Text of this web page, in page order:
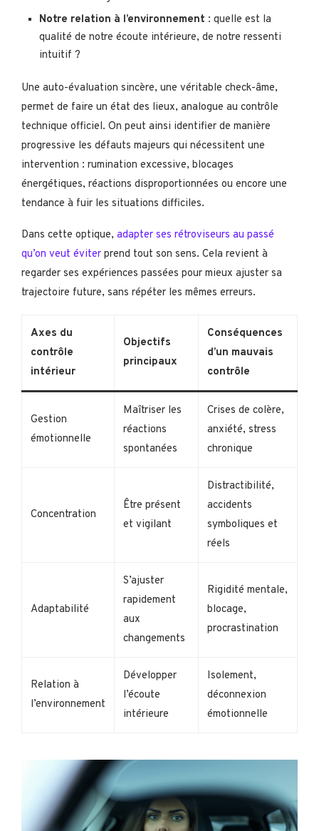
Notre relation à l’environnement : quelle est la
qualité de notre écoute intérieure, de notre ressenti
intuitif ?
Une auto-évaluation sincère, une véritable check-âme,
permet de faire un état des lieux, analogue au contrôle
technique officiel. On peut ainsi identifier de manière
progressive les défauts majeurs qui nécessitent une
intervention : rumination excessive, blocages
énergétiques, réactions disproportionnées ou encore une
tendance à fuir les situations difficiles.
Dans cette optique, adapter ses rétroviseurs au passé
qu’on veut éviter prend tout son sens. Cela revient à
regarder ses expériences passées pour mieux ajuster sa
trajectoire future, sans répéter les mêmes erreurs.
Axes du
contrôle
intérieur
Objectifs
principaux
Conséquences
d’un mauvais
contrôle
Gestion
émotionnelle
Maîtriser les
réactions
spontanées
Crises de colère,
anxiété, stress
chronique
Concentration
Être présent
et vigilant
Distractibilité,
accidents
symboliques et
réels
Adaptabilité
S’ajuster
rapidement
aux
changements
Rigidité mentale,
blocage,
procrastination
Relation à
l’environnement
Développer
l’écoute
intérieure
Isolement,
déconnexion
émotionnelle